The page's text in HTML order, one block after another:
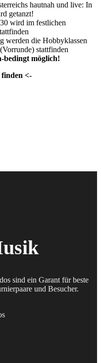
hautnah und live: In
getanzt!
wird im festlichen
werden die Hobbyklassen
stattfinden
bedingt möglich!
<-
sind ein Garant für beste
und Besucher.